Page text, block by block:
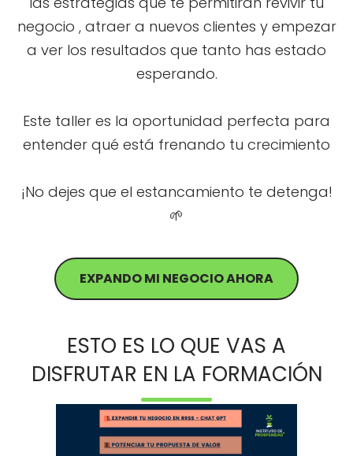
negocio , atraer a nuevos clientes y empezar
a ver los resultados que tanto has estado
esperando.
Este taller es la oportunidad perfecta para
entender qué está frenando tu crecimiento
¡No dejes que el estancamiento te detenga!
🌱
EXPANDO MI NEGOCIO AHORA
ESTO ES LO QUE VAS A
DISFRUTAR EN LA FORMACIÓN